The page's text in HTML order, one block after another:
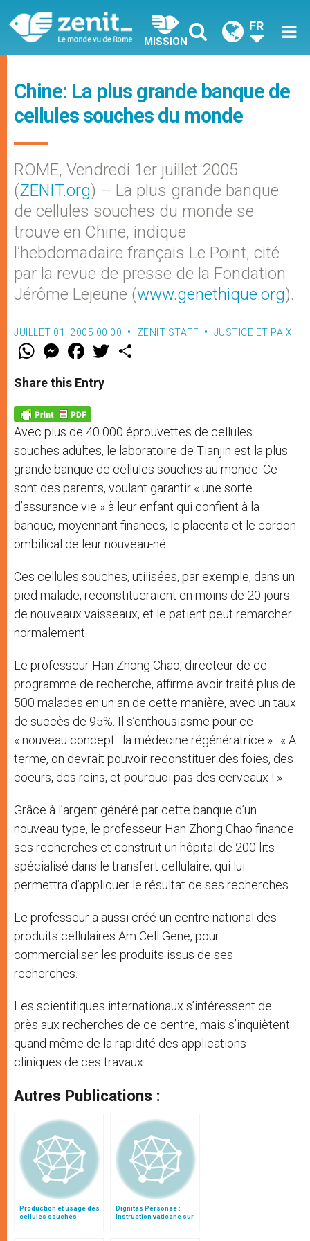
MISSION
FR
Chine: La plus grande banque de
cellules souches du monde
ROME, Vendredi 1er juillet 2005
(ZENIT.org) – La plus grande banque
de cellules souches du monde se
trouve en Chine, indique
l’hebdomadaire français Le Point, cité
par la revue de presse de la Fondation
Jérôme Lejeune (www.genethique.org).
JUILLET 01, 2005 00:00 ZENIT STAFF JUSTICE ET PAIX
W
t
s
p
p
M
e
s
e
g
e
r
F
a
e
b
o
k
w
Share this Entry
Avec plus de 40 000 éprouvettes de cellules
souches adultes, le laboratoire de Tianjin est la plus
grande banque de cellules souches au monde. Ce
sont des parents, voulant garantir « une sorte
d’assurance vie » à leur enfant qui confient à la
banque, moyennant finances, le placenta et le cordon
ombilical de leur nouveau-né.
Ces cellules souches, utilisées, par exemple, dans un
pied malade, reconstitueraient en moins de 20 jours
de nouveaux vaisseaux, et le patient peut remarcher
normalement.
Le professeur Han Zhong Chao, directeur de ce
programme de recherche, affirme avoir traité plus de
500 malades en un an de cette manière, avec un taux
de succès de 95%. Il s’enthousiasme pour ce
« nouveau concept : la médecine régénératrice » : « A
terme, on devrait pouvoir reconstituer des foies, des
coeurs, des reins, et pourquoi pas des cerveaux ! »
Grâce à l’argent généré par cette banque d’un
nouveau type, le professeur Han Zhong Chao finance
ses recherches et construit un hôpital de 200 lits
spécialisé dans le transfert cellulaire, qui lui
permettra d’appliquer le résultat de ses recherches.
Le professeur a aussi créé un centre national des
produits cellulaires Am Cell Gene, pour
commercialiser les produits issus de ses
recherches.
Les scientifiques internationaux s’intéressent de
près aux recherches de ce centre, mais s’inquiètent
quand même de la rapidité des applications
cliniques de ces travaux.
Autres Publications :
Production et usage des
cellules souches
Dignitas Personae :
Instruction vaticane sur